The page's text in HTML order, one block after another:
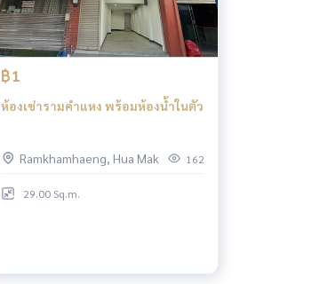
฿1
ห้องเช่ารามคำแหง พร้อมห้องน้ำในตัว
Ramkhamhaeng, Hua Mak 162
29.00 Sq.m.